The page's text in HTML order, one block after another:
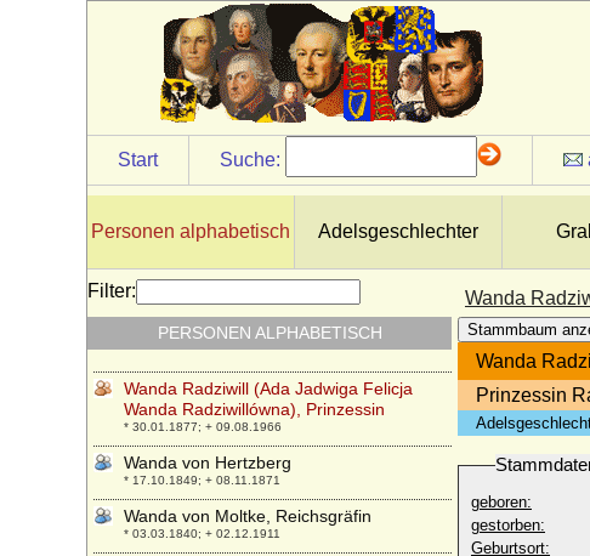
Start Suche:
Personen alphabetisch Adelsgeschlechter
Wanda
Stammbaum
Wanda
Prinzessin
geboren:
gestorben:
Geburtsort:
Filter:
PERSONEN ALPHABETISCH
Walther von Diest (Walther Friedrich Otto
von Diest)
* 21.01.1851; + 19.04.1932
Walther von Jagow, General
* 19.08.1867; + 27.03.1928
Waltraud Freydag
* 14.04.1940;
Waldtraut Schleifenbaum
Wanda Auguste von Wylich und Lottum,
* 02.12.1867; + 10.03.1930
Wanda Radziwill (Augusta Wilhelmina
Luisa Wanda), Prinzessin
* 29.01.1813; + 16.09.1846
Wanda Radziwill (Ada Jadwiga Felicja
Wanda Radziwillówna), Prinzessin
* 30.01.1877; + 09.08.1966
Wanda von Hertzberg
* 17.10.1849; + 08.11.1871
Wanda von Moltke, Reichsgräfin
* 03.03.1840; + 02.12.1911